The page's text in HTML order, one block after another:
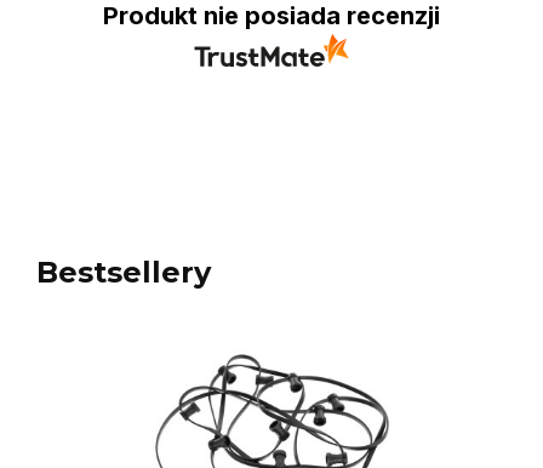
Produkt nie posiada recenzji
Bestsellery